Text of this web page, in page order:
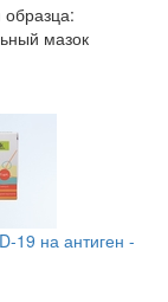
мазок
19 на антиген -